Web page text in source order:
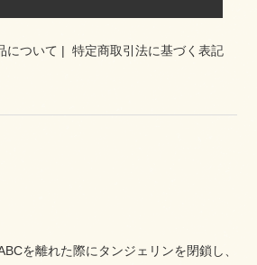
について | 特定商取引法に基づく表記
を離れた際にタンジェリンを閉鎖し、